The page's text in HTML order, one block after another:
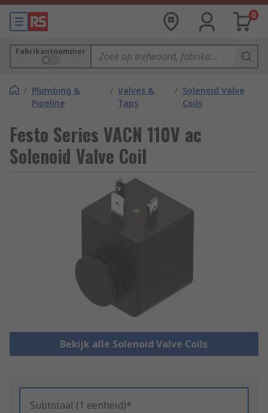
0
Fabrikantnummer
/ Plumbing &
Pipeline
/ Valves &
Taps
/ Solenoid Valve
Coils
Festo Series VACN 110V ac
Solenoid Valve Coil
Bekijk alle Solenoid Valve Coils
Subtotaal (1 eenheid)*